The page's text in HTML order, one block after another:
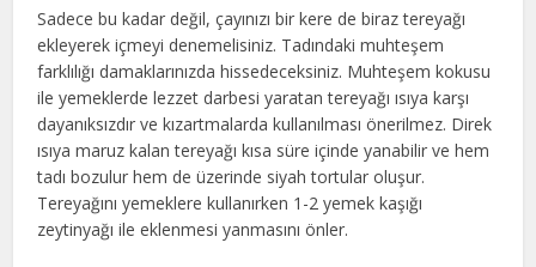
Sadece bu kadar değil, çayınızı bir kere de biraz tereyağı
ekleyerek içmeyi denemelisiniz. Tadındaki muhteşem
farklılığı damaklarınızda hissedeceksiniz. Muhteşem kokusu
ile yemeklerde lezzet darbesi yaratan tereyağı ısıya karşı
dayanıksızdır ve kızartmalarda kullanılması önerilmez. Direk
ısıya maruz kalan tereyağı kısa süre içinde yanabilir ve hem
tadı bozulur hem de üzerinde siyah tortular oluşur.
Tereyağını yemeklere kullanırken 1-2 yemek kaşığı
zeytinyağı ile eklenmesi yanmasını önler.